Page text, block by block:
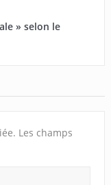
» selon le
Les champs